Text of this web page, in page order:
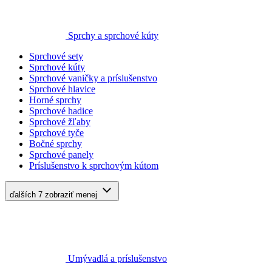
Sprchy a sprchové kúty
Sprchové sety
Sprchové kúty
Sprchové vaničky a príslušenstvo
Sprchové hlavice
Horné sprchy
Sprchové hadice
Sprchové žľaby
Sprchové tyče
Bočné sprchy
Sprchové panely
Príslušenstvo k sprchovým kútom
ďalších 7 zobraziť menej
Umývadlá a príslušenstvo